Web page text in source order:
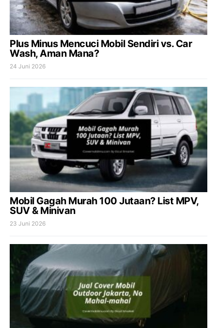
Plus Minus Mencuci Mobil Sendiri vs. Car
Wash, Aman Mana?
24 Juni 2026
Mobil Gagah Murah 100 Jutaan? List MPV,
SUV & Minivan
23 Juni 2026